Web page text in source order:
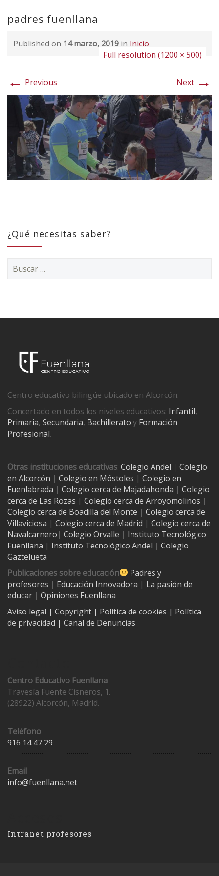
padres fuenllana
Published on 14 marzo, 2019 in Inicio
Full resolution (1200 × 500)
← Previous Next →
¿Qué necesitas saber?
Centro educativo bilingüe ubicado en Alcorcón.
Concertado en todos los niveles educativos: Infantil,
Primaria, Secundaria, Bachillerato y Formación
Profesional.
Otras instituciones educativas: Colegio Andel | Colegio
en Alcorcón | Colegio en Móstoles | Colegio en
Fuenlabrada | Colegio cerca de Majadahonda | Colegio
cerca de Las Rozas | Colegio cerca de Arroyomolinos |
Colegio cerca de Boadilla del Monte | Colegio cerca de
Villaviciosa | Colegio cerca de Madrid | Colegio cerca de
Navalcarnero | Colegio Orvalle | Instituto Tecnológico
Fuenllana | Instituto Tecnológico Andel | Colegio
Gaztelueta
Publicaciones sobre educación
Padres y
profesores | Educación Innovadora | La pasión de
educar | Opiniones Fuenllana
Aviso legal | Copyright | Política de cookies | Política
de privacidad | Canal de Denuncias
Centro Educativo Fuenllana
Travesía Fuente Cisneros, 1.
(28922) Alcorcón, Madrid.
Teléfono
916 14 47 29
Email
info@fuenllana.net
Intranet profesores